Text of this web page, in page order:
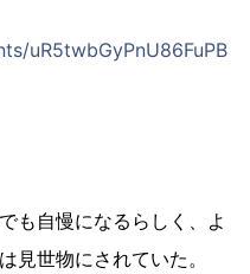
uR5twbGyPnU86FuPB
も自慢になるらしく、よ
見世物にされていた。